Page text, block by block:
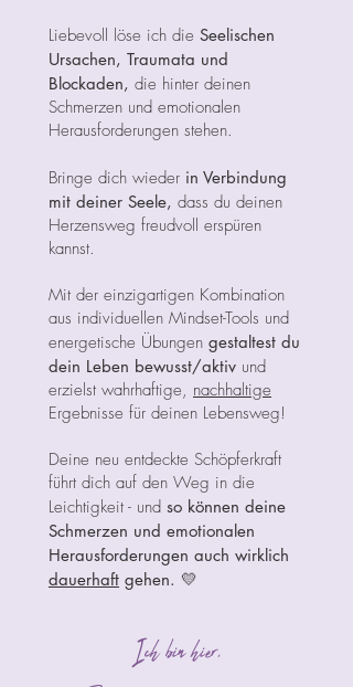
Liebevoll löse ich die Seelischen
Ursachen, Traumata und
Blockaden, die hinter deinen
Schmerzen und emotionalen
Herausforderungen stehen.
Bringe dich wieder in Verbindung
mit deiner Seele, dass du deinen
Herzensweg freudvoll erspüren
kannst.
Mit der einzigartigen Kombination
aus individuellen Mindset-Tools und
energetische Übungen gestaltest du
dein Leben bewusst/aktiv und
erzielst wahrhaftige, nachhaltige
Ergebnisse für deinen Lebensweg!
Deine neu entdeckte Schöpferkraft
führt dich auf den Weg in die
Leichtigkeit - und so können deine
Schmerzen und emotionalen
Herausforderungen auch wirklich
dauerhaft gehen. 💛
​Ich bin hier,